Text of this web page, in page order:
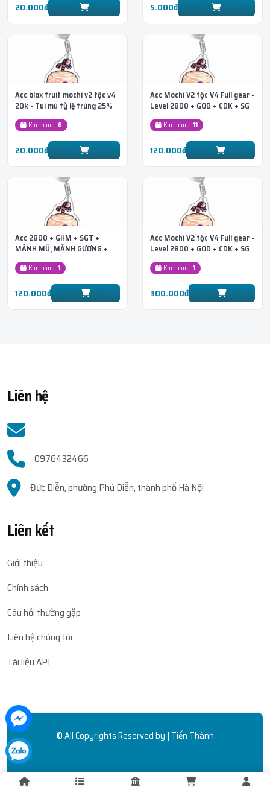
20.000đ 5.000đ
Acc blox fruit mochi v2 tộc v4
20k - Túi mù tỷ lệ trúng 25%
Kho hàng: 6
20.000đ
Acc Mochi V2 tộc V4 Full gear -
Level 2800 + GOD + CDK + SG
+ Race Sky
Kho hàng:11
120.000đ
Acc 2800 + GHM + SGT +
MẢNH MŨ, MẢNH GƯƠNG +
SANGUINE ART (Huyết quỷ
thuật) + MOCHI V2
Kho hàng:1
120.000đ
Acc Mochi V2 tộc V4 Full gear -
Level 2800 + GOD + CDK + SG
+ Race DRACO
Kho hàng:1
300.000đ
Liên hệ
0976432466
Đức Diễn, phường Phú Diễn, thành phố Hà Nội
Liên kết
Giới thiệu
Chính sách
Câu hỏi thường gặp
Liên hệ chúng tôi
Tài liệu API
© All Copyrights Reserved by | Tiến Thành